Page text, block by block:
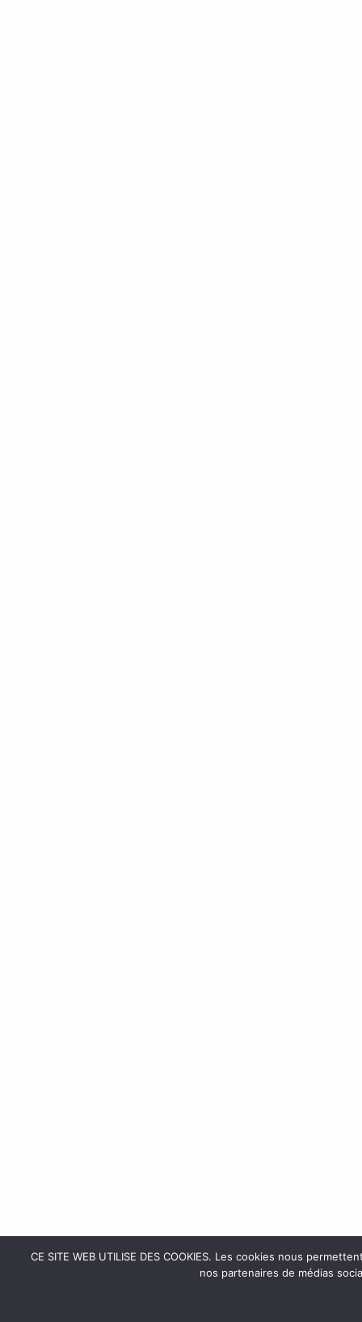
CE SITE WEB UTILISE DES COOKIES. Les cookies nous
nos partenaires de médias